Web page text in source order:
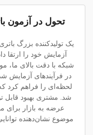
تحول در آزمون
یک تولیدکننده بزرگ
آزمایش خود را ارتقا
در فرآیندهای آزمایش
لحظه‌ای را فراهم کرد
شد. مشتری بهبود
عرضه به بازار برای
موضوع نشان‌دهنده